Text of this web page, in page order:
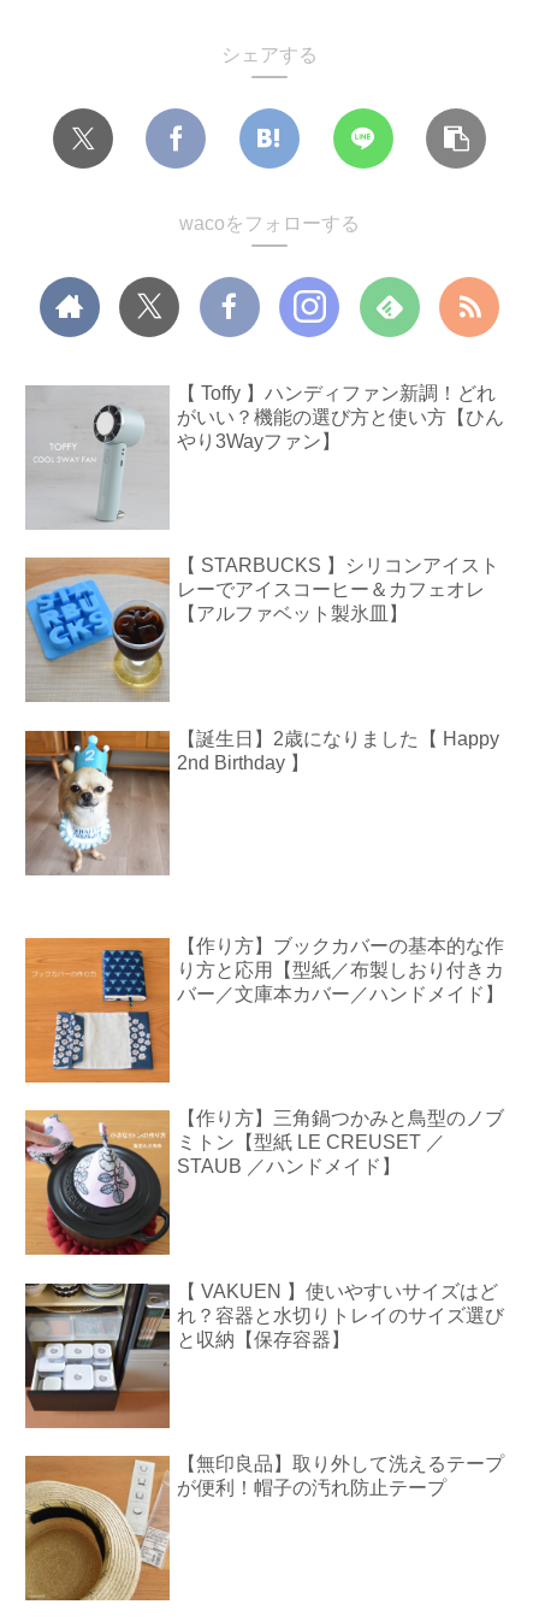
シェアする
wacoをフォローする
【 Toffy 】ハンディファン新調！どれ
がいい？機能の選び方と使い方【ひん
やり3Wayファン】
【 STARBUCKS 】シリコンアイスト
レーでアイスコーヒー＆カフェオレ
【アルファベット製氷皿】
【誕生日】2歳になりました【 Happy
2nd Birthday 】
【作り方】ブックカバーの基本的な作
り方と応用【型紙／布製しおり付きカ
バー／文庫本カバー／ハンドメイド】
【作り方】三角鍋つかみと鳥型のノブ
ミトン【型紙 LE CREUSET ／
STAUB ／ハンドメイド】
【 VAKUEN 】使いやすいサイズはど
れ？容器と水切りトレイのサイズ選び
と収納【保存容器】
【無印良品】取り外して洗えるテープ
が便利！帽子の汚れ防止テープ